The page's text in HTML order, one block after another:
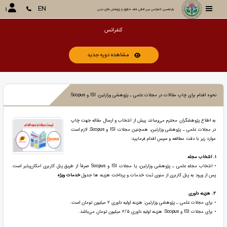
یازدهمین کنفرانس بین المللی فقه، حقوق و پژوهش های دینی EN
ک
مشاهده دوره جدید
نحوه اقدام برای چاپ مقالات در مجلات علمی ـ پژوهشی وزارتین، ISI و Scopus
به اطلاعپژوهشگران محترم می‌رساند، پیش از انتخاب و ارسال مقاله جهت چاپ
در مجلات علمی ـ پژوهشیوزارتین، همچنین مجلات ISI و Scopus، لازم است
موارد زیر با دقت مطالعه و سپس اقدام فرمایید:
۱. انتخاب مجله
• انتخاب مجله علمی ـپژوهشیوزارتین، یا مجلات ISI و Scopus صرفاً از طریقپنل کاربریامکان‌پذیر است.
پس از ورود به پنلکاربری از منوی ثبت خدمات و پرداخت هزینه ها جدولخدمات ویژه
۲. هزینه داوری
• برای مجلات علمی ـ پژوهشی وزارتین: هزینه اولیه داوری ۲میلیون تومان است.
• برای مجلات ISI و Scopus: هزینه اولیه داوری ۲/۵میلیون تومان می‌باشد.